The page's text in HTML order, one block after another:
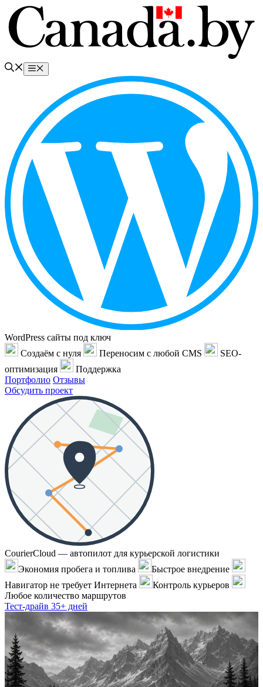
Перейти
содержимому
Меню
WordPress сайты под ключ
Создаём с нуля
Переносим с любой CMS
SEO-
оптимизация
Поддержка
Портфолио Отзывы
Обсудить проект
CourierCloud — автопилот для курьерской логистики
Экономия пробега и топлива
Быстрое внедрение
Навигатор не требует Интернета
Контроль курьеров
Любое количество маршрутов
Тест-драйв 35+ дней